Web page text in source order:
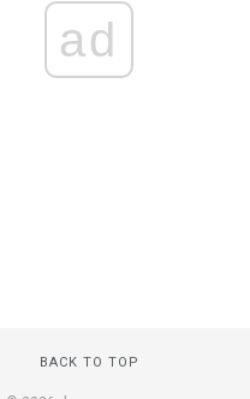
ad
BACK TO TOP